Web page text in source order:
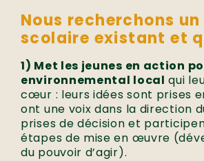
Nous recherchons
scolaire existant et
1) Met les jeunes en action
environnemental local qui
cœur : leurs idées sont prises
ont une voix dans la direction
prises de décision et
étapes de mise en œuvre
du pouvoir d’agir).